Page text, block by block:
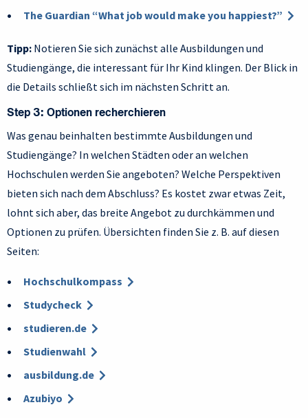
The Guardian “What job would make you happiest?”
Tipp: Notieren Sie sich zunächst alle Ausbildungen und
Studiengänge, die interessant für Ihr Kind klingen. Der Blick in
die Details schließt sich im nächsten Schritt an.
Step 3: Optionen recherchieren
Was genau beinhalten bestimmte Ausbildungen und
Studiengänge? In welchen Städten oder an welchen
Hochschulen werden Sie angeboten? Welche Perspektiven
bieten sich nach dem Abschluss? Es kostet zwar etwas Zeit,
lohnt sich aber, das breite Angebot zu durchkämmen und
Optionen zu prüfen. Übersichten finden Sie z. B. auf diesen
Seiten:
Hochschulkompass
Studycheck
studieren.de
Studienwahl
ausbildung.de
Azubiyo